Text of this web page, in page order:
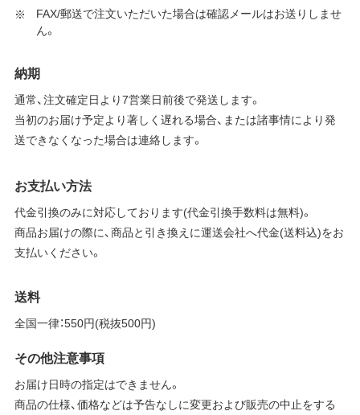
FAX/郵送で注文いただいた場合は確認メールはお送りしませ
ん。
納期
通常、注文確定日より7営業日前後で発送します。
当初のお届け予定より著しく遅れる場合、または諸事情により発
送できなくなった場合は連絡します。
お支払い方法
代金引換のみに対応しております(代金引換手数料は無料)。
商品お届けの際に、商品と引き換えに運送会社へ代金(送料込)をお
支払いください。
送料
全国一律：550円(税抜500円)
その他注意事項
お届け日時の指定はできません。
商品の仕様、価格などは予告なしに変更および販売の中止をする